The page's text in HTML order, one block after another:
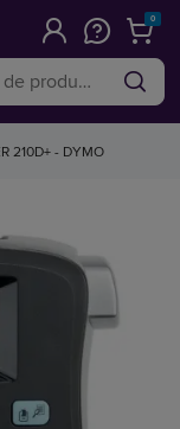
0
210D+ - DYMO